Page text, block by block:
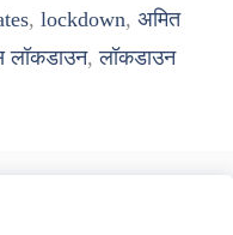
, lockdown, अमित
लॉकडाउन,लॉकडाउन